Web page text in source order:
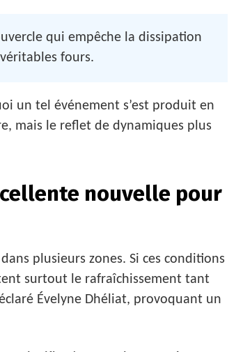
qui empêche la dissipation
fours.
un tel événement s’est produit en
mais le reflet de dynamiques plus
nouvelle pour
plusieurs zones. Si ces conditions
surtout le rafraîchissement tant
Évelyne Dhéliat, provoquant un